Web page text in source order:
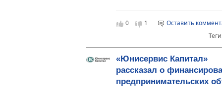
рисками. Инвестировать по
110 тысяч рублей — такая
Кроме того, прорабатываются
риском и более высокой
облигаций, сделками с
доступны нашим клиентам.
0 1
Оставить
«Юнисервис Капитал»
рассказал о
предпринимательских